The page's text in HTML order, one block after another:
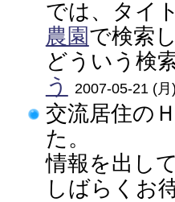
では、タイ
農園 で検索
どういう検
う
2007-05-21 (
交流居住の
た。
情報を出し
しばらくお